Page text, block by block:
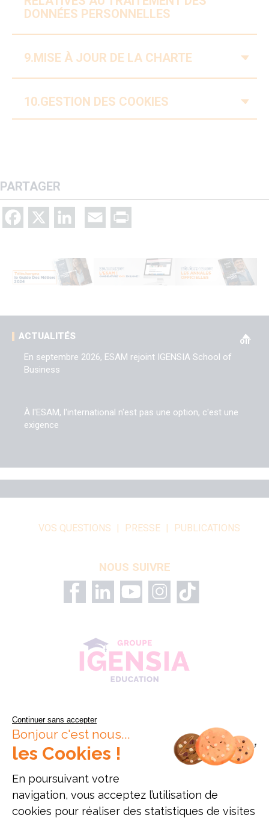
DONNÉES PERSONNELLES
9.MISE À JOUR DE LA CHARTE
10.GESTION DES COOKIES
PARTAGER
Facebook LinkedIn Email
ACTUALITÉS
oir
En septembre 2026, ESAM rejoint IGENSIA School of
Business
À l'ESAM, l'international n'est pas une option, c'est une
exigence
VOS QUESTIONS PRESSE PUBLICATIONS
NOUS SUIVRE
Continuer sans accepter
Bonjour c'est nous...
les Cookies !
En poursuivant votre
navigation, vous acceptez l’utilisation de
cookies pour réaliser des statistiques de visites